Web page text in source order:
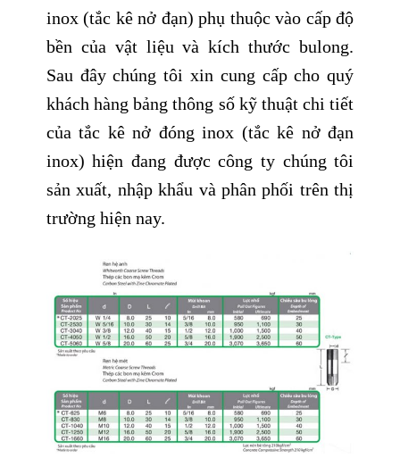
inox (tắc kê nở đạn) phụ thuộc vào cấp độ
bền của vật liệu và kích thước bulong.
Sau đây chúng tôi xin cung cấp cho quý
khách hàng bảng thông số kỹ thuật chi tiết
của tắc kê nở đóng inox (tắc kê nở đạn
inox) hiện đang được công ty chúng tôi
sản xuất, nhập khẩu và phân phối trên thị
trường hiện nay.